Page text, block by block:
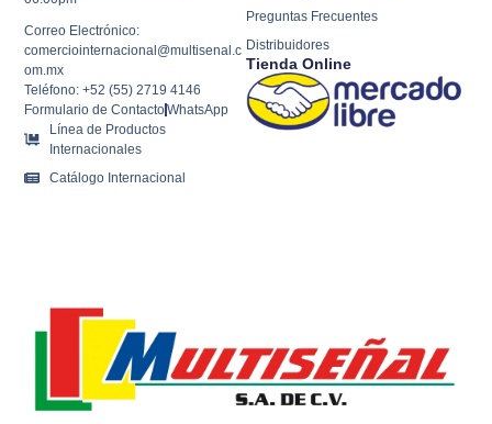
Preguntas Frecuentes
Distribuidores
Tienda Online
Correo Electrónico:
comerciointernacional@multisenal.c
om.mx
Teléfono: +52 (55) 2719 4146
Formulario de ContactoWhatsApp
Línea de Productos
Internacionales
Catálogo Internacional